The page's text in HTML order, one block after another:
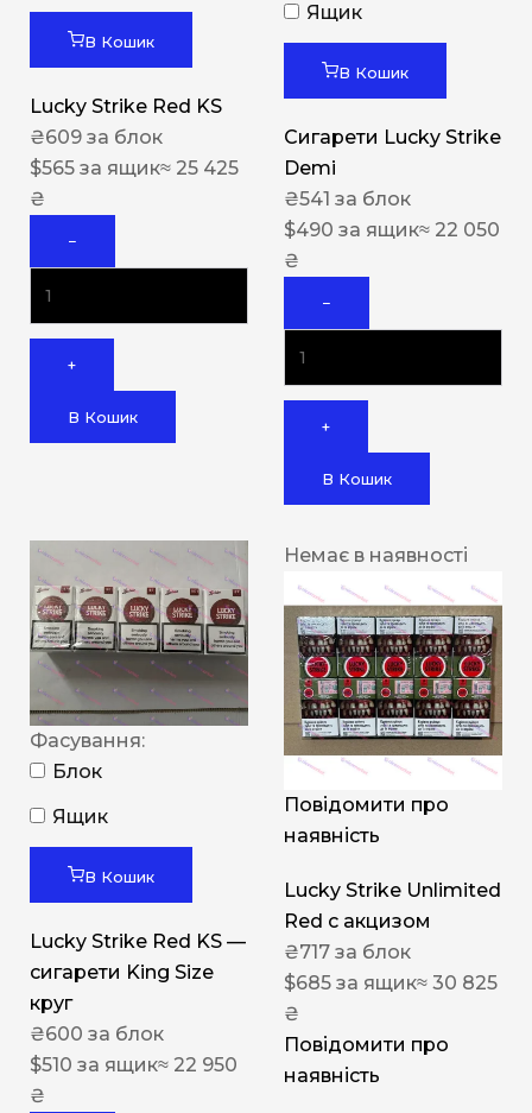
В Кошик
Lucky Strike Red KS
₴609 за блок
$565 за ящик≈ 25 425
₴
−
+
В Кошик
Ящик
В Кошик
Сигарети Lucky Strike
Demi
₴541 за блок
$490 за ящик≈ 22 050
₴
−
+
В Кошик
Фасування:
Блок
Ящик
В Кошик
Lucky Strike Red KS —
сигарети King Size
круг
₴600 за блок
$510 за ящик≈ 22 950
₴
Немає в наявності
Повідомити про
наявність
Lucky Strike Unlimited
Red c акцизом
₴717 за блок
$685 за ящик≈ 30 825
₴
Повідомити про
наявність